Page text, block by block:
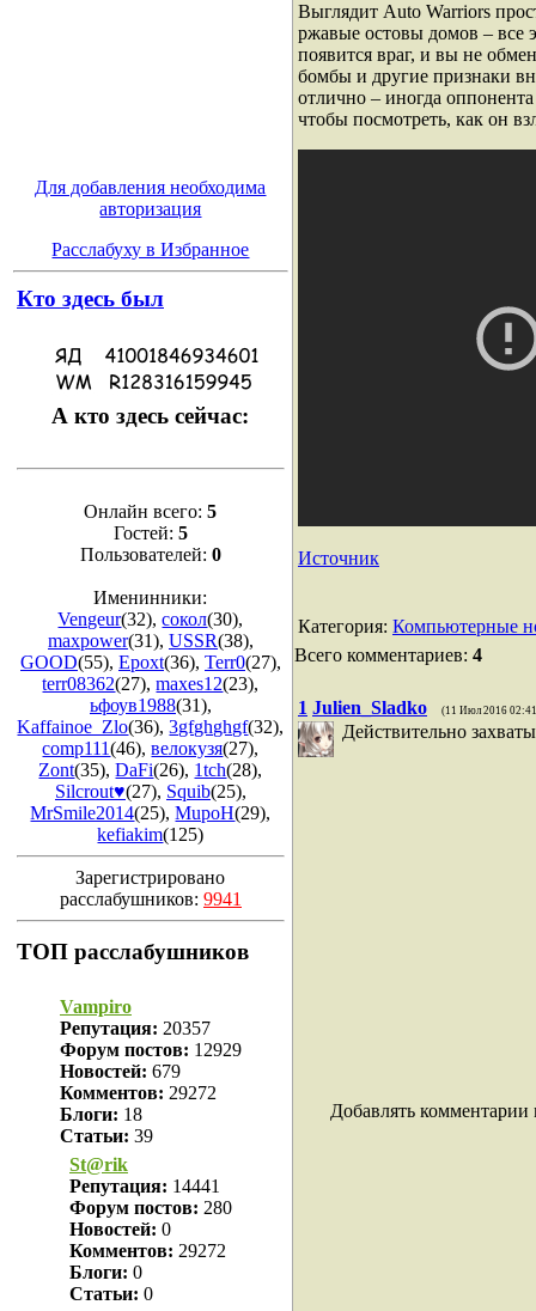
Для добавления необходима
авторизация
Расслабуху в Избранное
Кто здесь был
А кто здесь сейчас:
Онлайн всего:5
Гостей: 5
Пользователей: 0
Именинники:
Vengeur(32),сокол(30),
maxpower(31), USSR(38),
GOOD(55), Epoxt(36), Terr0(27),
terr08362(27),maxes12(23),
ьфоув1988(31),
Kaffainoe_Zlo(36),3gfghghgf(32),
comp111(46),велокузя(27),
Zont(35),DaFi(26), 1tch(28),
Silcrout♥(27), Squib(25),
MrSmile2014(25),MupoH(29),
kefiakim(125)
Зарегистрировано
расслабушников: 9941
ТОП расслабушников
Vampiro
Репутация: 20357
Форум постов: 12929
Новостей: 679
Комментов: 29272
Блоги: 18
Статьи: 39
St@rik
Репутация: 14441
Форум постов: 280
Новостей: 0
Комментов: 29272
Блоги: 0
Статьи: 0
Выглядит Auto Warriors
ржавые остовы домов – все
появится враг, и вы не
бомбы и другие признаки
отлично – иногда
чтобы посмотреть, как он
Источник
Категория: Компьютерные
Всего комментариев: 4
1 Julien_Sladko (11 Июл 2016
Действительно
Добавлять комментарии